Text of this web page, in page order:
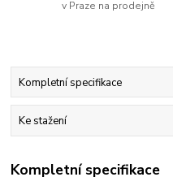
v Praze na prodejně
Kompletní specifikace
Ke stažení
Kompletní specifikace